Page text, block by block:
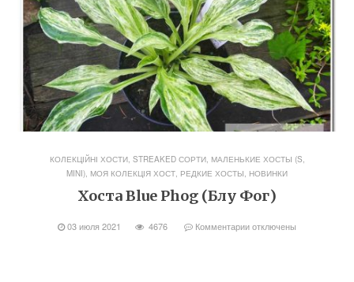
КОЛЕКЦІЙНІ ХОСТИ, STREAKED СОРТИ, МАЛЕНЬКИЕ ХОСТЫ (S,
MINI), МОЯ КОЛЕКЦІЯ ХОСТ, РЕДКИЕ ХОСТЫ, НОВИНКИ
Хоста Blue Phog (Блу Фог)
03 июля 2021 4676 Комментарииотключены